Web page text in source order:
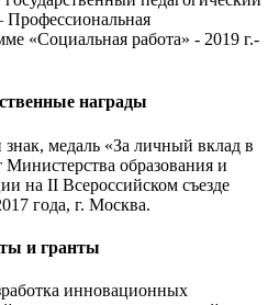
Профессиональная
«Социальная работа» - 2019 г.-
награды
медаль «За личный вклад в
Министерства образования и
на II Всероссийском съезде
года, г. Москва.
и гранты
инновационных